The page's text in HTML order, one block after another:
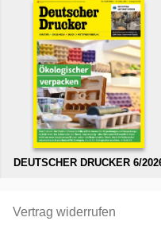
DEUTSCHER DRUCKER 6/
Vertrag widerrufen